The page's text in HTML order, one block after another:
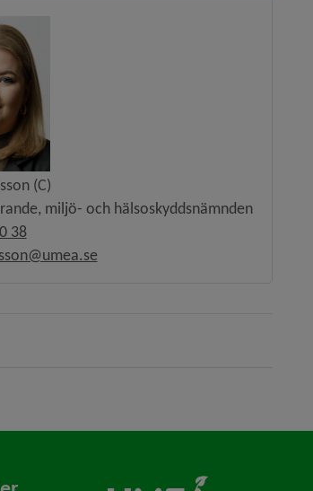
(C)
miljö- och hälsoskyddsnämnden
38